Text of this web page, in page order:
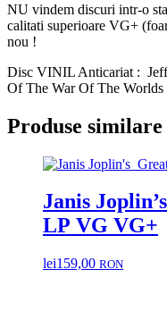
NU vindem discuri intr-o
calitati superioare VG+
nou !
Disc VINIL Anticariat : Jeff
Of The War Of The Worlds
Produse similare
Janis Joplin’s
LP VG VG+
lei159,00 RON